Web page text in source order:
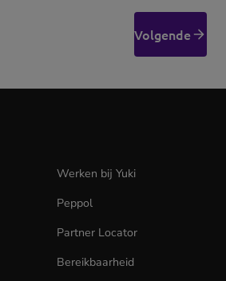
Volgende
Werken bij Yuki
Peppol
Partner Locator
Bereikbaarheid